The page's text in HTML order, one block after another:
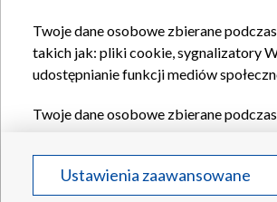
Twoje dane osobowe zbierane
takich jak: pliki cookie, sygnalizatory
udostępnianie funkcji mediów
Twoje dane osobowe zbierane
Partnerów TVPdla realizacji
reklam, tworzenia profilu
Ustawienia zaawansowane